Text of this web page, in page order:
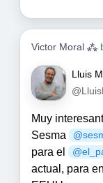
Victor Moral ⁂
Lluis
Muy
Sesma
@
para el @
actual, para